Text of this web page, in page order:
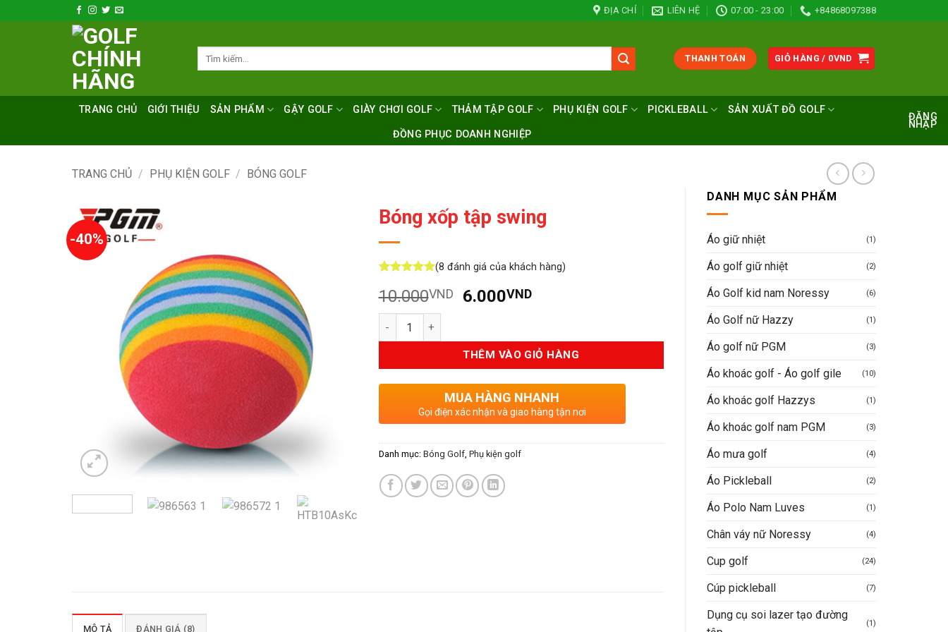
qua
ĐỊA CHỈ LIÊN HỆ 07:00 - 23:00 +84868097388
THANH TOÁN GIỎ HÀNG / 0VND
TRANG CHỦ GIỚI THIỆU SẢN PHẨM GẬY GOLF GIÀY CHƠI GOLF THẢM TẬP GOLF PHỤ KIỆN GOLF PICKLEBALL SẢN XUẤT ĐỒ GOLF
ĐỒNG PHỤC DOANH NGHIỆP
ĐĂNG
NHẬP
TRANG CHỦ / PHỤ KIỆN GOLF / BÓNG GOLF
DANH MỤC SẢN PHẨM
Áo giữ nhiệt (1)
Áo golf giữ nhiệt (2)
Áo Golf kid nam Noressy (6)
Áo Golf nữ Hazzy (1)
Áo golf nữ PGM (3)
Áo khoác golf - Áo golf gile (10)
Áo khoác golf Hazzys (1)
Áo khoác golf nam PGM (3)
Áo mưa golf (4)
Áo Pickleball (2)
Áo Polo Nam Luves (1)
Chân váy nữ Noressy (4)
Cup golf (24)
Cúp pickleball (7)
Dụng cụ soi lazer tạo đường
(1)
-40%
Bóng xốp tập swing
dựa trên
đánh giá
(8 đánh giá của khách hàng)
10.000VND
Giá
10.000VND.
6.000VNDGiá
là:
6.000VND.
Số lượng
THÊM VÀO GIỎ HÀNG
MUA HÀNG NHANH
Gọi điện xác nhận và giao hàng tận nơi
Danh mục: Bóng Golf, Phụ kiện golf
MÔ TẢ ĐÁNH GIÁ (8)